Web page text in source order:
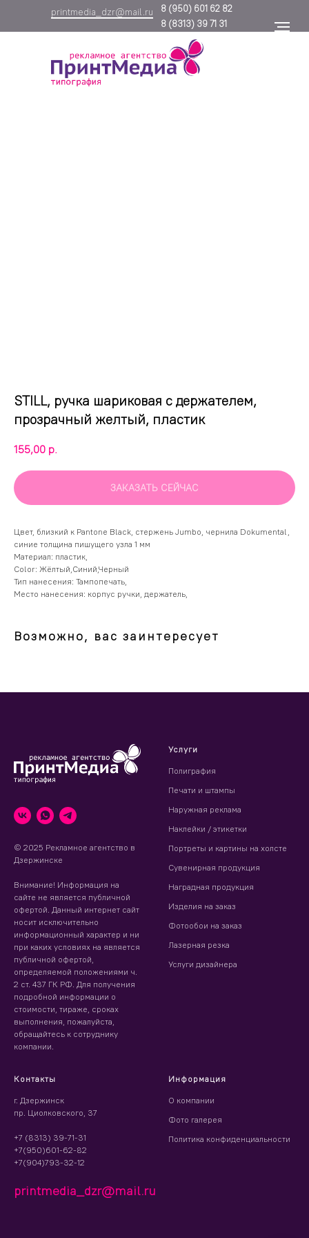
8 (950) 601 62 82
printmedia_dzr@mail.ru
8 (8313) 39 71 31
STILL, ручка шариковая с держателем,
прозрачный желтый, пластик
155,00 р.
ЗАКАЗАТЬ СЕЙЧАС
Цвет, близкий к Pantone Black, стержень Jumbo, чернила Dokumental,
синие толщина пишущего узла 1 мм
Материал: пластик,
Color: Жёлтый,Синий,Черный
Тип нанесения: Тампопечать,
Место нанесения: корпус ручки, держатель,
Возможно, вас заинтересует
© 2025 Рекламное агентство в
Дзержинске
Внимание! Информация на
сайте не является публичной
офертой. Данный интернет сайт
носит исключительно
информационный характер и ни
при каких условиях на является
публичной офертой,
определяемой положениями ч.
2 ст. 437 ГК РФ. Для получения
подробной информации о
стоимости, тираже, сроках
выполнения, пожалуйста,
обращайтесь к сотруднику
компании.
Услуги
Полиграфия
Печати и штампы
Наружная реклама
Наклейки / этикетки
Портреты и картины на холсте
Сувенирная продукция
Наградная продукция
Изделия на заказ
Фотообои на заказ
Лазерная резка
Услуги дизайнера
Контакты
г. Дзержинск
пр. Циолковского, 37
+7 (8313) 39-71-31
+7(950)601-62-82
+7(904)793-32-12
printmedia_dzr@mail.ru
Информация
О компании
Фото галерея
Политика конфиденциальности